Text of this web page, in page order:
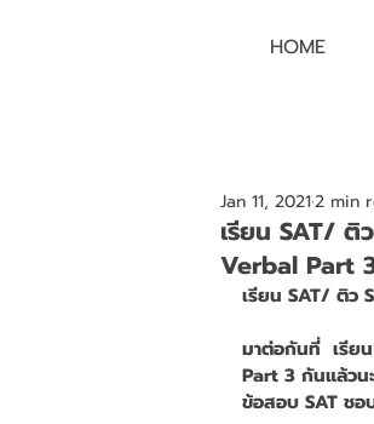
HOME
เรียน SAT/
Verbal Part
Jan 11, 20212 min
เรียน SAT/ ติว
มาต่อกันที่  เรีย
Part 3 กันแล้ว
ข้อสอบ SAT ชอ